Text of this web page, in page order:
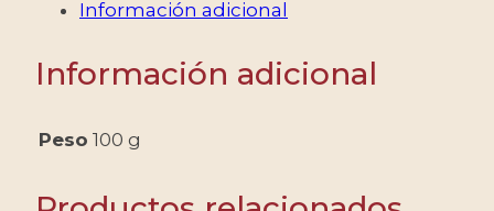
DE
REGULARES
YV
Información adicional
Información adicional
Peso 100 g